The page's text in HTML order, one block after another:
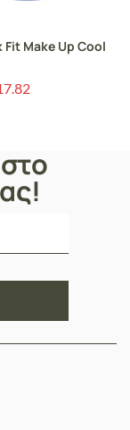
Make Up Cool